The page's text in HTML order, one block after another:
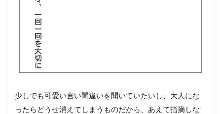
少しでも可愛い言い間違いを聞いていたいし、大人にな
ったらどうせ消えてしまうものだから、あえて指摘しな